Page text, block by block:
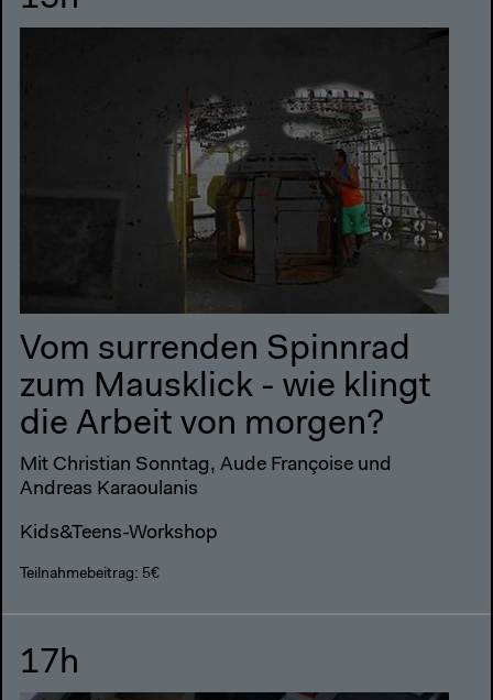
Vom surrenden Spinnrad
zum Mausklick - wie klingt
die Arbeit von morgen?
Mit Christian Sonntag, Aude Françoise und
Andreas Karaoulanis
Kids&Teens-Workshop
Teilnahmebeitrag: 5€
17h